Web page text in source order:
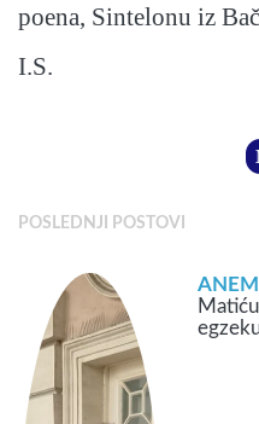
poena, Sintelonu iz
I.S.
POSLEDNJI POSTOVI